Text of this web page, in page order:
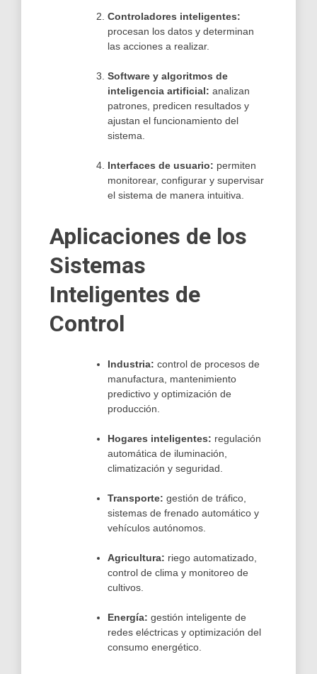
Controladores inteligentes:
procesan los datos y determinan
las acciones a realizar.
Software y algoritmos de
inteligencia artificial: analizan
patrones, predicen resultados y
ajustan el funcionamiento del
sistema.
Interfaces de usuario: permiten
monitorear, configurar y supervisar
el sistema de manera intuitiva.
Aplicaciones de los
Sistemas
Inteligentes de
Control
Industria: control de procesos de
manufactura, mantenimiento
predictivo y optimización de
producción.
Hogares inteligentes: regulación
automática de iluminación,
climatización y seguridad.
Transporte: gestión de tráfico,
sistemas de frenado automático y
vehículos autónomos.
Agricultura: riego automatizado,
control de clima y monitoreo de
cultivos.
Energía: gestión inteligente de
redes eléctricas y optimización del
consumo energético.